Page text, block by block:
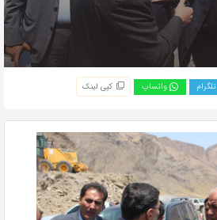
تلگرام واتساپ کپی لینک